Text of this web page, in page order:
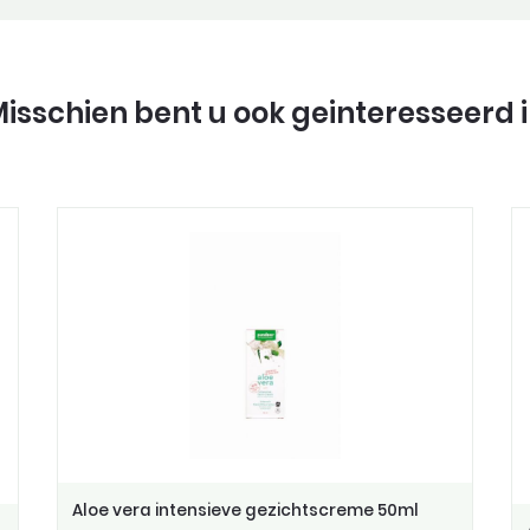
bent u ook geinteresseerd
Aloe vera intensieve gezichtscreme 50ml